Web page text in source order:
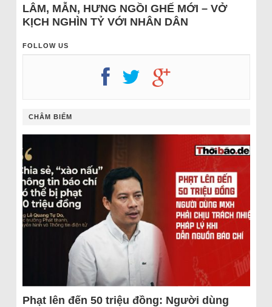
LÂM, MẪN, HƯNG NGỒI GHẾ MỚI – VỞ
KỊCH NGHÌN TỶ VỚI NHÂN DÂN
FOLLOW US
CHÂM BIẾM
Phạt lên đến 50 triệu đồng: Người dùng